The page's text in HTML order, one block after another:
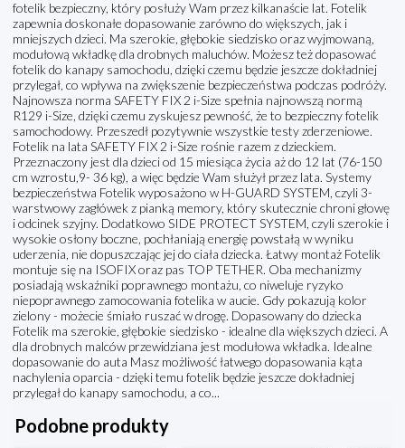
fotelik bezpieczny, który posłuży Wam przez kilkanaście lat. Fotelik
zapewnia doskonałe dopasowanie zarówno do większych, jak i
mniejszych dzieci. Ma szerokie, głębokie siedzisko oraz wyjmowaną,
modułową wkładkę dla drobnych maluchów. Możesz też dopasować
fotelik do kanapy samochodu, dzięki czemu będzie jeszcze dokładniej
przylegał, co wpływa na zwiększenie bezpieczeństwa podczas podróży.
Najnowsza norma SAFETY FIX 2 i-Size spełnia najnowszą normą
R129 i-Size, dzięki czemu zyskujesz pewność, że to bezpieczny fotelik
samochodowy. Przeszedł pozytywnie wszystkie testy zderzeniowe.
Fotelik na lata SAFETY FIX 2 i-Size rośnie razem z dzieckiem.
Przeznaczony jest dla dzieci od 15 miesiąca życia aż do 12 lat (76-150
cm wzrostu,9- 36 kg), a więc będzie Wam służył przez lata. Systemy
bezpieczeństwa Fotelik wyposażono w H-GUARD SYSTEM, czyli 3-
warstwowy zagłówek z pianką memory, który skutecznie chroni głowę
i odcinek szyjny. Dodatkowo SIDE PROTECT SYSTEM, czyli szerokie i
wysokie osłony boczne, pochłaniają energię powstałą w wyniku
uderzenia, nie dopuszczając jej do ciała dziecka. Łatwy montaż Fotelik
montuje się na ISOFIX oraz pas TOP TETHER. Oba mechanizmy
posiadają wskaźniki poprawnego montażu, co niweluje ryzyko
niepoprawnego zamocowania fotelika w aucie. Gdy pokazują kolor
zielony - możecie śmiało ruszać w drogę. Dopasowany do dziecka
Fotelik ma szerokie, głębokie siedzisko - idealne dla większych dzieci. A
dla drobnych malców przewidziana jest modułowa wkładka. Idealne
dopasowanie do auta Masz możliwość łatwego dopasowania kąta
nachylenia oparcia - dzięki temu fotelik będzie jeszcze dokładniej
przylegał do kanapy samochodu, a co...
Podobne produkty